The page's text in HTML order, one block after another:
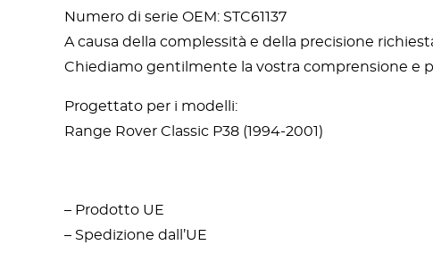
Numero di serie OEM: STC61137
A causa della complessità e della precisione
Chiediamo gentilmente la vostra comprensione e
Progettato per i modelli:
Range Rover Classic P38 (1994-2001)
– Prodotto UE
– Spedizione dall’UE